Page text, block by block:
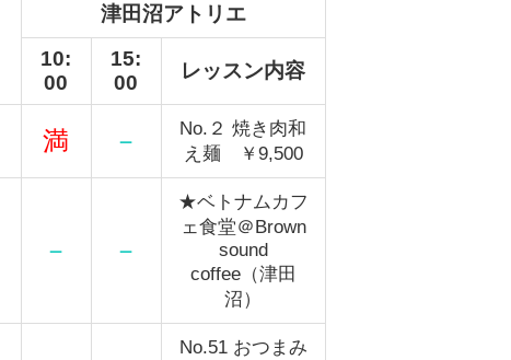
津田沼アトリエ
10:
00
15:
00
レッスン内容
満 －
No.２ 焼き肉和
え麺 ￥9,500
－ －
★ベトナムカフ
ェ食堂＠Brown
sound
coffee（津田
沼）
No.51 おつまみ